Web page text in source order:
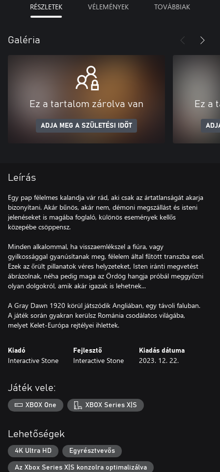
RÉSZLETEK VÉLEMÉNYEK TOVÁBBIAK
Galéria
Ez a tartalom zárolva van
ADJA MEG A SZÜLETÉSI IDŐT
Ez a
Leírás
Egy pap félelmes kalandja vár rád, aki csak az ártatlanságát akarja
bizonyítani. Akár bűnös, akár nem, démoni megszállást és isteni
jelenéseket is magába foglaló, különös események kellős
közepébe csöppensz.
Minden alkalommal, ha visszaemlékszel a fiúra, vagy
gyilkossággal gyanúsítanak meg, félelem által fűtött transzba esel.
Ezek az őrült pillanatok véres helyzeteket, Isten iránti megvetést
ábrázolnak, néha pedig maga az Ördög hangja próbál meggyőzni
olyan dolgokról, amik akár igazak is lehetnek...
A Gray Dawn 1920 körül játszódik Angliában, egy távoli faluban.
A játék során gyakran kerülsz Románia csodálatos világába,
melyet Kelet-Európa rejtélyei ihlettek.
Kiadó
Interactive Stone
Fejlesztő
Interactive Stone
Kiadás dátuma
2023. 12. 22.
Játék vele:
XBOX One XBOX Series X|S
Lehetőségek
4K Ultra HD Egyrésztvevős
Az Xbox Series X|S konzolra optimalizálva